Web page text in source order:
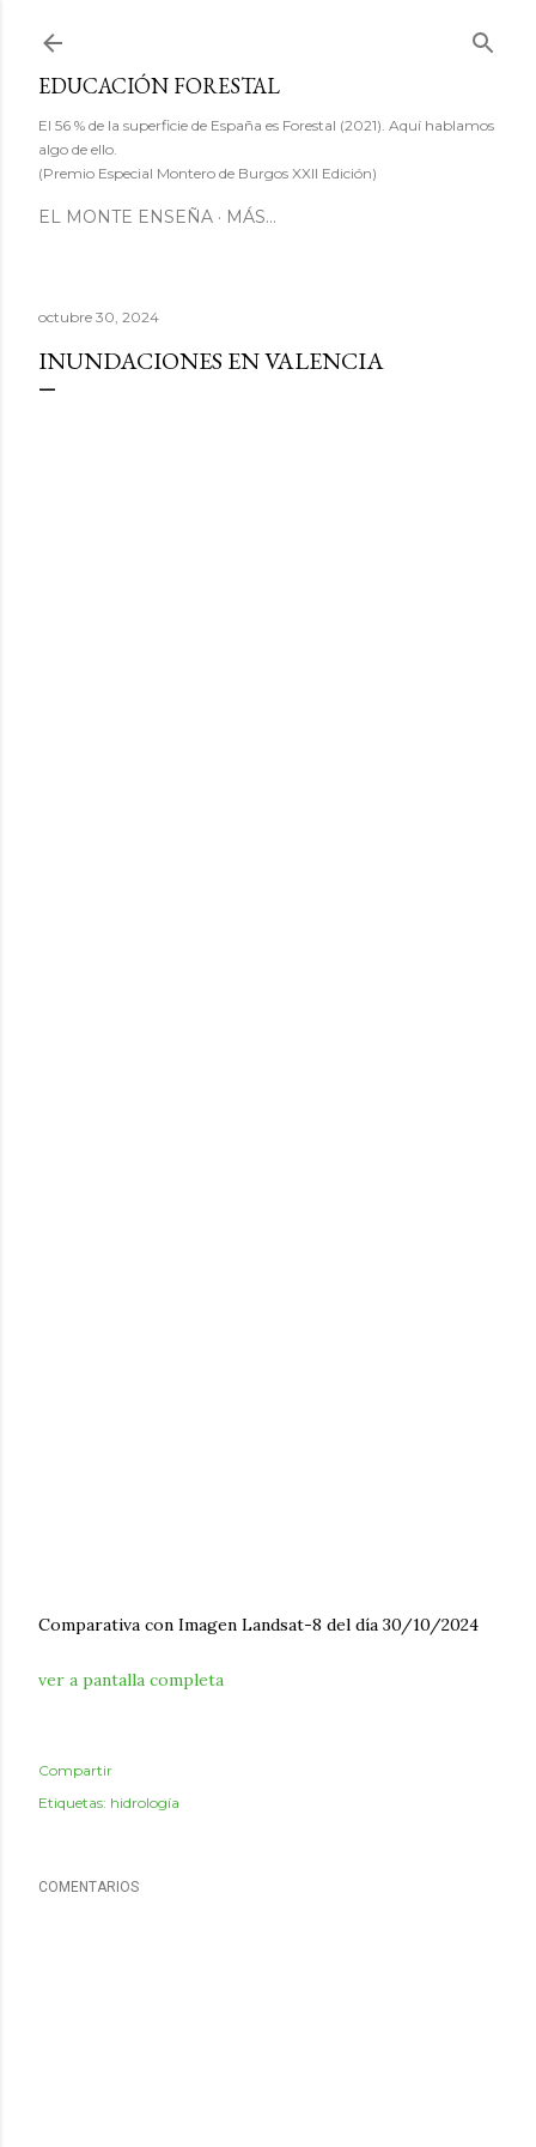
EDUCACIÓN FORESTAL
El 56 % de la superficie de España es Forestal (2021). Aquí hablamos
algo de ello.
(Premio Especial Montero de Burgos XXII Edición)
EL MONTE ENSEÑA MÁS…
octubre 30, 2024
INUNDACIONES EN VALENCIA
Comparativa con Imagen Landsat-8 del día 30/10/2024
ver a pantalla completa
Compartir
Etiquetas: hidrología
COMENTARIOS